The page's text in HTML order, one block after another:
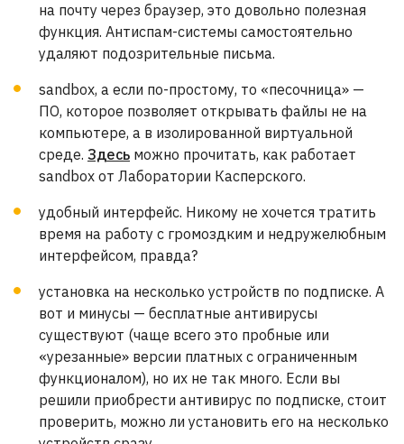
на почту через браузер, это довольно полезная
функция. Антиспам-системы самостоятельно
удаляют подозрительные письма.
sandbox, а если по-простому, то «песочница» —
ПО, которое позволяет открывать файлы не на
компьютере, а в изолированной виртуальной
среде. Здесь можно прочитать, как работает
sandbox от Лаборатории Касперского.
удобный интерфейс. Никому не хочется тратить
время на работу с громоздким и недружелюбным
интерфейсом, правда?
установка на несколько устройств по подписке. А
вот и минусы — бесплатные антивирусы
существуют (чаще всего это пробные или
«урезанные» версии платных с ограниченным
функционалом), но их не так много. Если вы
решили приобрести антивирус по подписке, стоит
проверить, можно ли установить его на несколько